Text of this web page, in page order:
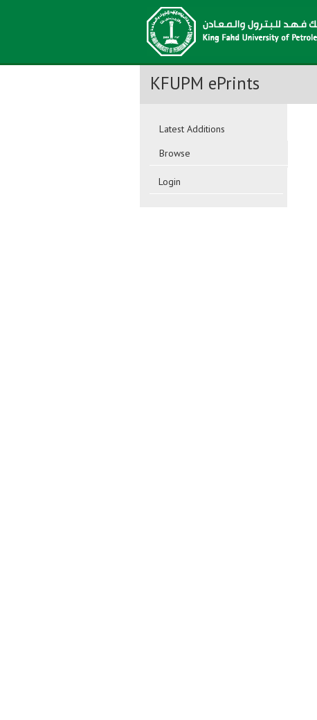
KFUPM ePrints
Latest Additions
Browse
Login